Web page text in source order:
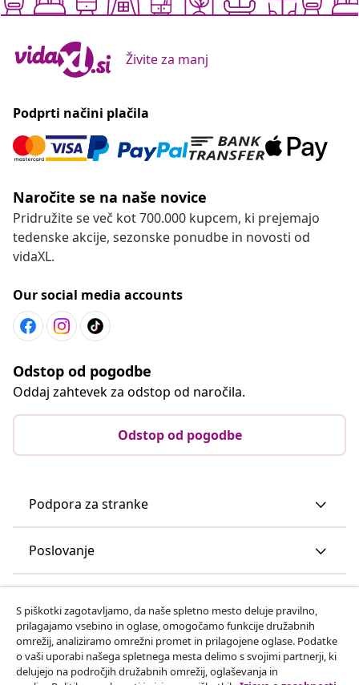
Živite za manj
Podprti načini plačila
Naročite se na naše novice
Pridružite se več kot 700.000 kupcem, ki prejemajo
tedenske akcije, sezonske ponudbe in novosti od
vidaXL.
Our social media accounts
Odstop od pogodbe
Oddaj zahtevek za odstop od naročila.
Odstop od pogodbe
Podpora za stranke
Poslovanje
Odkrijte več
S piškotki zagotavljamo, da naše spletno mesto deluje pravilno,
prilagajamo vsebino in oglase, omogočamo funkcije družabnih
omrežij, analiziramo omrežni promet in prilagojene oglase. Podatke
o vaši uporabi našega spletnega mesta delimo s svojimi partnerji, ki
delujejo na področjih družabnih omrežij, oglaševanja in